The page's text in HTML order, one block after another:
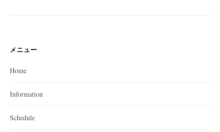
送
り
メニュー
Home
Information
Schedule